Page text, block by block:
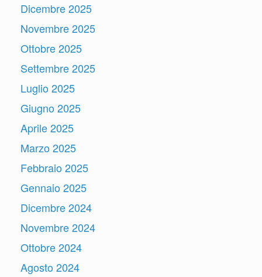
Dicembre 2025
Novembre 2025
Ottobre 2025
Settembre 2025
Luglio 2025
Giugno 2025
Aprile 2025
Marzo 2025
Febbraio 2025
Gennaio 2025
Dicembre 2024
Novembre 2024
Ottobre 2024
Agosto 2024